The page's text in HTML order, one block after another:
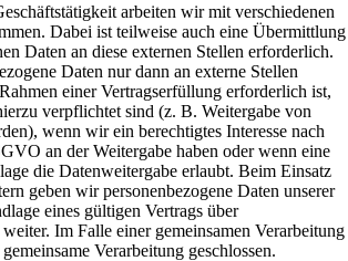
arbeiten wir mit verschiedenen
Dabei ist teilweise auch eine Übermittlung
Daten an diese externen Stellen erforderlich.
Daten nur dann an externe Stellen
einer Vertragserfüllung erforderlich ist,
verpflichtet sind (z. B. Weitergabe von
wenn wir ein berechtigtes Interesse nach
an der Weitergabe haben oder wenn eine
die Datenweitergabe erlaubt. Beim Einsatz
geben wir personenbezogene Daten unserer
eines gültigen Vertrags über
Im Falle einer gemeinsamen Verarbeitung
Verarbeitung geschlossen.